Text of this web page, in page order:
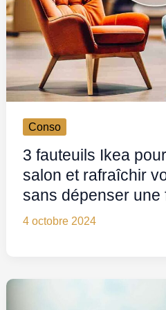
Conso
3 fauteuils Ikea
salon et rafraîchir
sans dépenser une
4 octobre 2024